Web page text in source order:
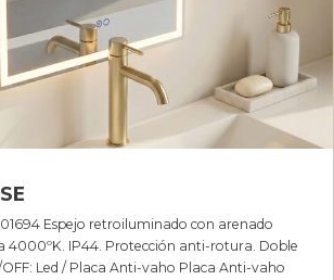
Espejo retroiluminado con arenado
4000ºK. IP44. Protección anti-rotura. Doble
Led / Placa Anti-vaho Placa Anti-vaho